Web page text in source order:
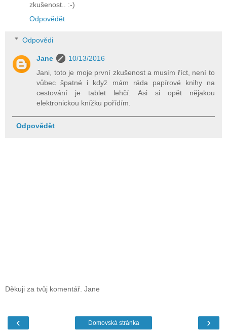
zkušenost.. :-)
Odpovědět
Odpovědi
Jane
10/13/2016
Jani, toto je moje první zkušenost a musím říct, není to
vůbec špatné i když mám ráda papírové knihy na
cestování je tablet lehčí. Asi si opět nějakou
elektronickou knížku pořídím.
Odpovědět
Děkuji za tvůj komentář. Jane
‹ ›
Domovská stránka